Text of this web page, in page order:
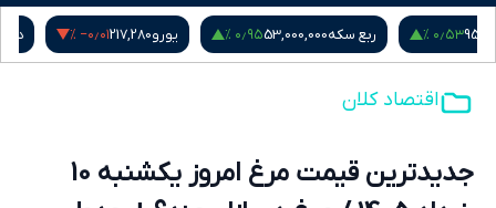
ربع سکه53,000,000۰٫۹۵ % یورو217,280 ‎−۰٫۰۱ % درهم امارات 51,571
اقتصاد کلان
جدیدترین قیمت مرغ امروز یکشنبه 10